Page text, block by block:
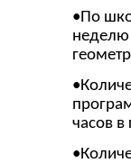
•По
неделю
часов в